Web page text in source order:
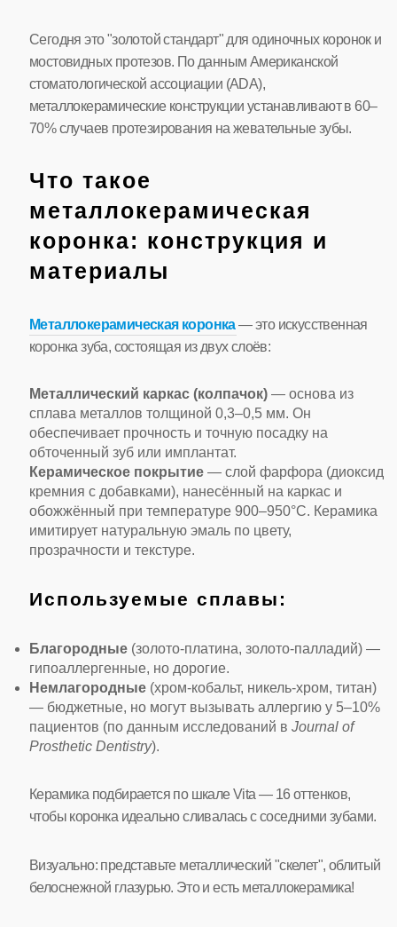
Сегодня это "золотой стандарт" для одиночных коронок и
мостовидных протезов. По данным Американской
стоматологической ассоциации (ADA),
металлокерамические конструкции устанавливают в 60–
70% случаев протезирования на жевательные зубы.
Что такое
металлокерамическая
коронка: конструкция и
материалы
Металлокерамическая коронка— это искусственная
коронка зуба, состоящая из двух слоёв:
Металлический каркас (колпачок) — основа из
сплава металлов толщиной 0,3–0,5 мм. Он
обеспечивает прочность и точную посадку на
обточенный зуб или имплантат.
Керамическое покрытие — слой фарфора (диоксид
кремния с добавками), нанесённый на каркас и
обожжённый при температуре 900–950°C. Керамика
имитирует натуральную эмаль по цвету,
прозрачности и текстуре.
Используемые сплавы:
Благородные (золото-платина, золото-палладий) —
гипоаллергенные, но дорогие.
Немлагородные (хром-кобальт, никель-хром, титан)
— бюджетные, но могут вызывать аллергию у 5–10%
пациентов (по данным исследований в Journal of
Prosthetic Dentistry).
Керамика подбирается по шкале Vita — 16 оттенков,
чтобы коронка идеально сливалась с соседними зубами.
Визуально: представьте металлический "скелет", облитый
белоснежной глазурью. Это и есть металлокерамика!